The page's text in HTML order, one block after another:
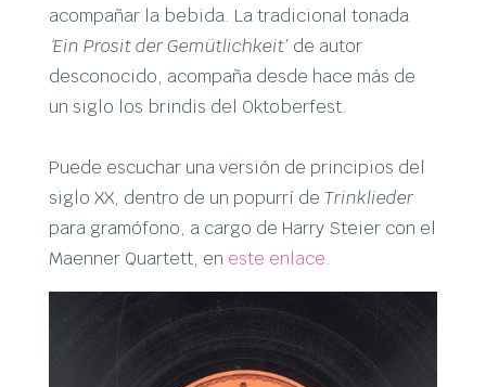
acompañar la bebida. La tradicional tonada
‘Ein Prosit der Gemütlichkeit’de autor
desconocido, acompaña desde hace más de
un siglo los brindis del Oktoberfest.
Puede escuchar una versión de principios del
siglo XX, dentro de un popurrí de Trinklieder
para gramófono, a cargo de Harry Steier con el
Maenner Quartett, en este enlace.